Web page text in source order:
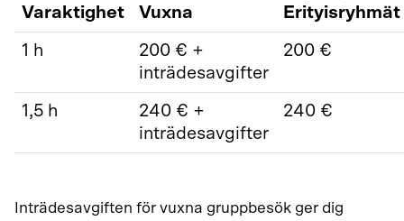
Varaktighet Vuxna
Erityisryhmät
1 h
200 € +
inträdesavgifter
200 €
1,5 h
240 € +
inträdesavgifter
240 €
Inträdesavgiften för vuxna gruppbesök ger dig